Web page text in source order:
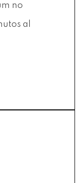
no
al